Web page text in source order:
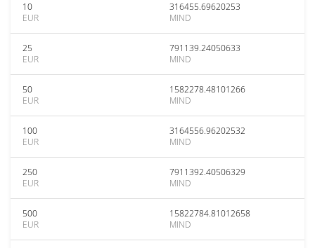
10
EUR
316455.69620253
MIND
25
EUR
791139.24050633
MIND
50
EUR
1582278.48101266
MIND
100
EUR
3164556.96202532
MIND
250
EUR
7911392.40506329
MIND
500
EUR
15822784.81012658
MIND